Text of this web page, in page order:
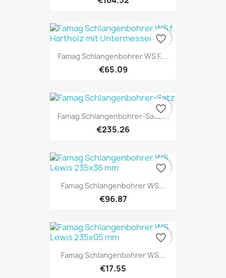
Famag Schlangenbohrer WS F....
€65.09
favorite_border
Famag Schlangenbohrer-Satz,...
€235.26
favorite_border
Famag Schlangenbohrer WS...
€96.87
favorite_border
Famag Schlangenbohrer WS...
€17.55
favorite_border